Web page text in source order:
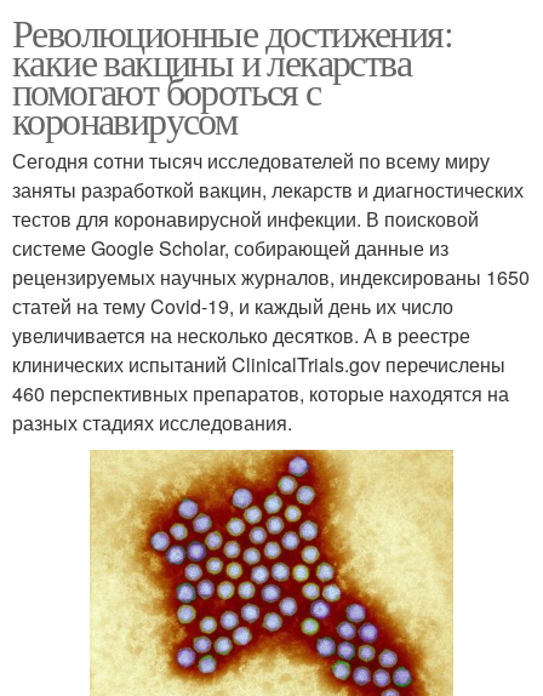
Революционные достижения:
какие вакцины и лекарства
помогают бороться с
коронавирусом
Сегодня сотни тысяч исследователей по всему миру
заняты разработкой вакцин, лекарств и диагностических
тестов для коронавирусной инфекции. В поисковой
системе Google Scholar, собирающей данные из
рецензируемых научных журналов, индексированы 1650
статей на тему Covid-19, и каждый день их число
увеличивается на несколько десятков. А в реестре
клинических испытаний ClinicalTrials.gov перечислены
460 перспективных препаратов, которые находятся на
разных стадиях исследования.